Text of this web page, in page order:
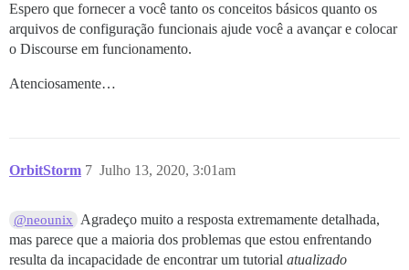
## TODO: Lista de e-mails delimitados por vírgula
## no cadastro inicial, exemplo
DISCOURSE_DEVELOPER_EMAILS: 'tim@discourse.your-
## TODO: O servidor de e-mail SMTP usado para
DISCOURSE_SMTP_USER_NAME:
DISCOURSE_SMTP_PASSWORD:
## Se você adicionou o modelo Lets Encrypt,
  #LETSENCRYPT_ACCOUNT_EMAIL: me@example.com
Espero que fornecer a você tanto os conceitos básicos quanto os
arquivos de configuração funcionais ajude você a avançar e colocar
o Discourse em funcionamento.
Atenciosamente…
OrbitStorm Julho 13, 2020, 3:01am
7
@neounix
Agradeço muito a resposta extremamente detalhada,
mas parece que a maioria dos problemas que estou enfrentando
resulta da incapacidade de encontrar um tutorial atualizado